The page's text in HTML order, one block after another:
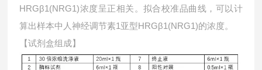
HRGβ1(NRG1)浓度呈正相关。拟合校准品曲线，可以计
算出样本中 人神经调节素1亚型HRGβ1(NRG1)的浓度。
【试剂盒组成】